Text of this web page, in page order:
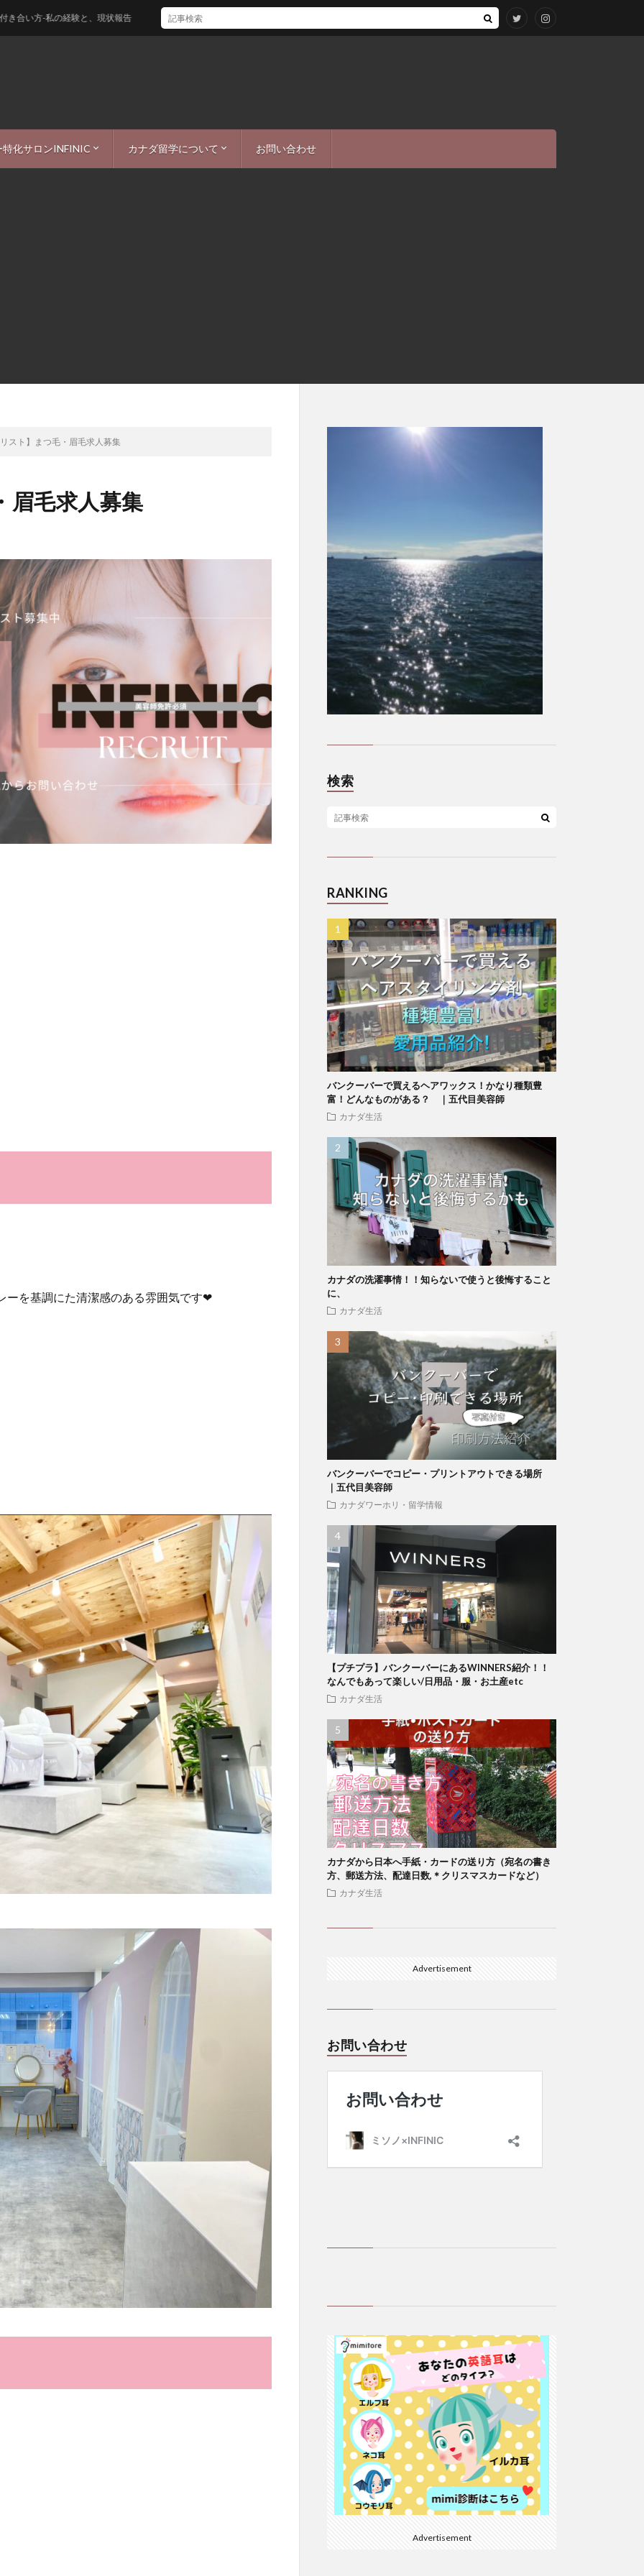
特化サロンINFINIC カナダ留学について お問い合わせ
験と、現状報告
スト】まつ毛・眉毛求人募集
眉毛求人募集
ーを基調にた清潔感のある雰囲気です❤︎
検索
RANKING
バンクーバーで買えるヘアワックス！かなり種類豊
富！どんなものがある？ ｜五代目美容師
カナダ生活
カナダの洗濯事情！！知らないで使うと後悔すること
に、
カナダ生活
バンクーバーでコピー・プリントアウトできる場所
｜五代目美容師
カナダワーホリ・留学情報
【プチプラ】バンクーバーにあるWINNERS紹介！！
なんでもあって楽しい/日用品・服・お土産etc
カナダ生活
カナダから日本へ手紙・カードの送り方（宛名の書き
方、郵送方法、配達日数,＊クリスマスカードなど）
カナダ生活
Advertisement
お問い合わせ
Advertisement